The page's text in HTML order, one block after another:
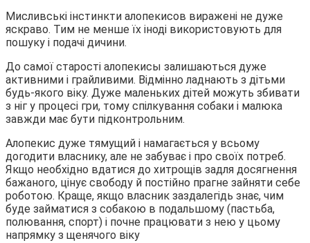
Мисливські інстинкти алопекисов виражені не дуже
яскраво. Тим не менше їх іноді використовують для
пошуку і подачі дичини.
До самої старості алопекисы залишаються дуже
активними і грайливими. Відмінно ладнають з дітьми
будь-якого віку. Дуже маленьких дітей можуть збивати
з ніг у процесі гри, тому спілкування собаки і малюка
завжди має бути підконтрольним.
Алопекис дуже тямущий і намагається у всьому
догодити власнику, але не забуває і про своїх потреб.
Якщо необхідно вдатися до хитрощів задля досягнення
бажаного, цінує свободу й постійно прагне зайняти себе
роботою. Краще, якщо власник заздалегідь знає, чим
буде займатися з собакою в подальшому (пастьба,
полювання, спорт) і почне працювати з нею у цьому
напрямку з щенячого віку